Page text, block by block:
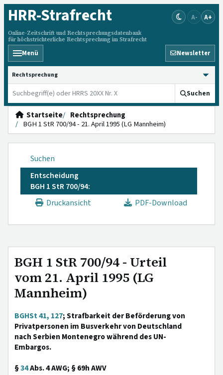
HRR-Strafrecht
Online-Zeitschrift und Rechtsprechungsdatenbank
für höchstrichterliche Rechtsprechung im Strafrecht
A- A+
Menü Newsletter
HRRS durchsuchen
Suchen
Startseite
Rechtsprechung
BGH 1 StR 700/94 - 21. April 1995 (LG Mannheim)
Suchen
Entscheidung
BGH 1 StR 700/94:
Druckansicht
PDF-Download
BGH 1 StR 700/94 - Urteil
vom 21. April 1995 (LG
Mannheim)
BGHSt 41, 127; Strafbarkeit der Beförderung von
Privatpersonen im Busverkehr von Deutschland
nach Serbien Montenegro während des UN-
Embargos.
§34Abs. 4 AWG; § 69h AWV